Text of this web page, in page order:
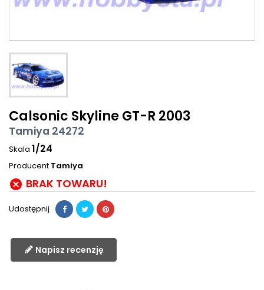
Calsonic Skyline GT-R 2003
Tamiya 24272
Skala 1/24
Producent Tamiya
 BRAK TOWARU!
Udostępnij
Napisz recenzję